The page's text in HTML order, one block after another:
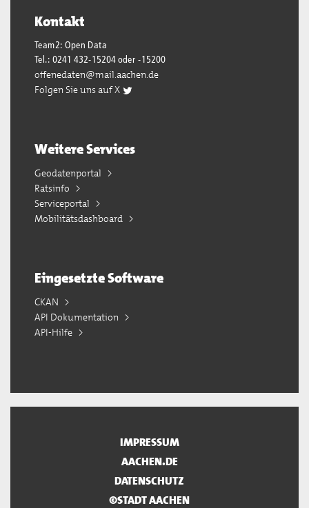
Kontakt
Team2: Open Data
Tel.: 0241 432-15204 oder -15200
offenedaten@mail.aachen.de
Folgen Sie uns auf X
Weitere Services
Geodatenportal
Ratsinfo
Serviceportal
Mobilitätsdashboard
Eingesetzte Software
CKAN
API Dokumentation
API-Hilfe
IMPRESSUM
AACHEN.DE
DATENSCHUTZ
©STADT AACHEN